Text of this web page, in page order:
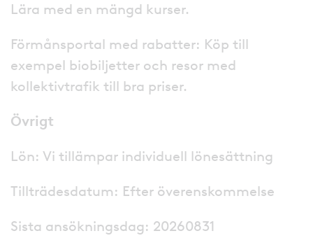
Lära med en mängd kurser.
Förmånsportal med rabatter: Köp till
exempel biobiljetter och resor med
kollektivtrafik till bra priser.
Övrigt
Lön: Vi tillämpar individuell lönesättning
Tillträdesdatum: Efter överenskommelse
Sista ansökningsdag: 20260831